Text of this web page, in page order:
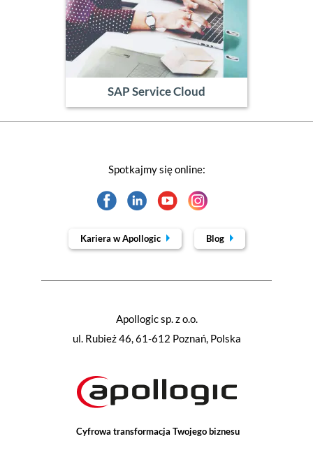
SAP Service Cloud
Cyfrowa transformacja Twojego biznesu
Apollogic sp. z o.o.
ul. Rubież 46, 61-612 Poznań, Polska
Spotkajmy się online:
Kariera w Apollogic Blog